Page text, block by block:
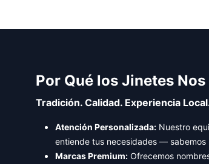
Por Qué los Jinetes Nos
Tradición. Calidad. Experiencia
Atención Personalizada: Nuestro
entiende tus necesidades — sabemos
Marcas Premium: Ofrecemos